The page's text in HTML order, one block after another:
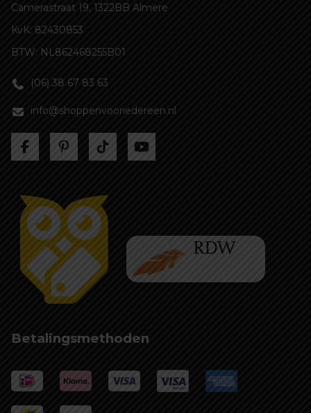
Camerastraat 19, 1322BB Almere
KvK: 82430853
BTW: NL862468255B01
(06) 38 67 83 63
info@shoppenvooriedereen.nl
Betalingsmethoden